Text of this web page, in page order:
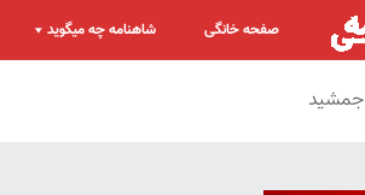
صفحه خانگی شاهنامه چه میگوید
جمشید